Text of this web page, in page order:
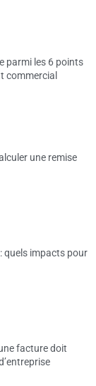
parmi les 6 points
commercial
une remise
quels impacts pour
facture doit